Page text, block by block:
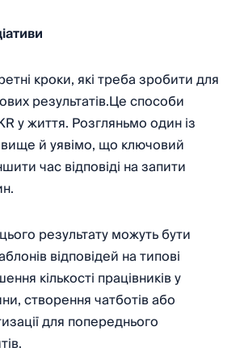
кроки, які треба зробити для
результатів.Це способи
у життя. Розгляньмо один із
й уявімо, що ключовий
час відповіді на запити
результату можуть бути
відповідей на типові
кількості працівників у
створення чатботів або
для попереднього